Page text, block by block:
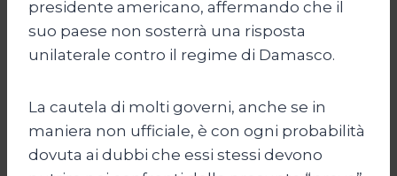
presidente americano, affermando che il
suo paese non sosterrà una risposta
unilaterale contro il regime di Damasco.
La cautela di molti governi, anche se in
maniera non ufficiale, è con ogni probabilità
dovuta ai dubbi che essi stessi devono